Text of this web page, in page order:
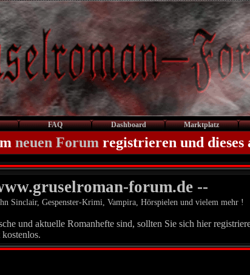
FAQ Dashboard Marktplatz
neuen Forum registrieren und dieses
forum.de --
Sinclair, Gespenster-Krimi, Vampira, Hörspielen und vielem mehr !
und aktuelle Romanhefte sind, sollten Sie sich hier